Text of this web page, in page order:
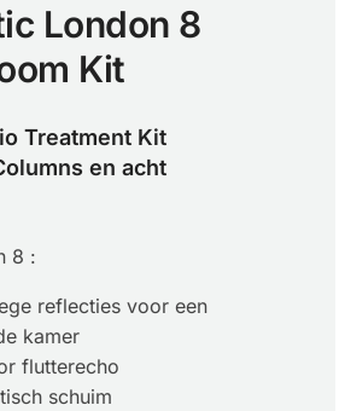
London 8
Kit
Treatment Kit
en acht
8 :
reflecties voor een
kamer
flutterecho
schuim